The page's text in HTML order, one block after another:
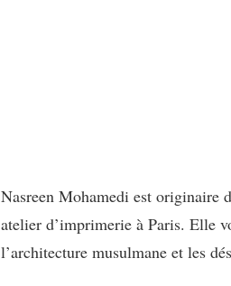
Nasreen Mohamedi est originaire
atelier d’imprimerie à Paris. Elle
l’architecture musulmane et les